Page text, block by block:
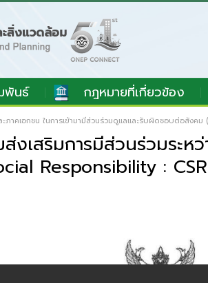
พันธ์ กฎหมายที่เกี่ยวข้อง
ละภาคเอกชน ในการเข้ามามีส่วนร่วมดูแลและรับผิดชอบต่อ
งเสริมการมีส่วนร่วมระ
Responsibility :